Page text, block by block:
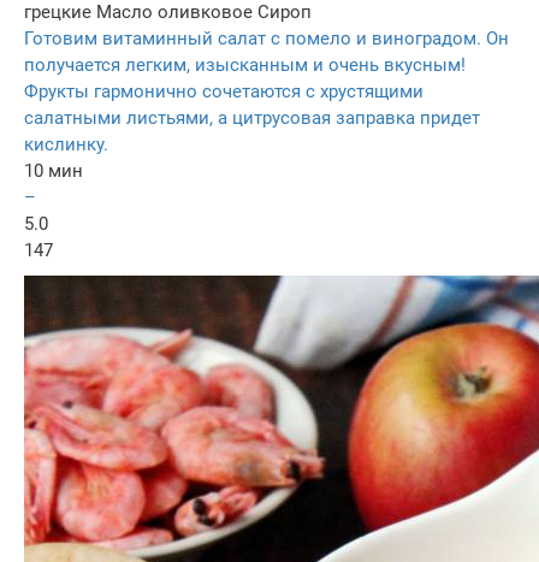
грецкие Масло оливковое Сироп
Готовим витаминный салат с помело и виноградом. Он
получается легким, изысканным и очень вкусным!
Фрукты гармонично сочетаются с хрустящими
салатными листьями, а цитрусовая заправка придет
кислинку.
10 мин
–
5.0
147